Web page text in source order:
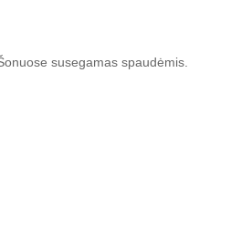
susegamas spaudėmis.